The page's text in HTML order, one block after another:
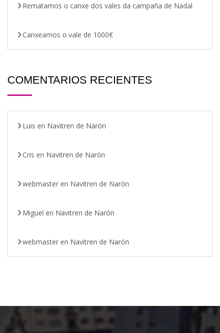
Rematamos o canxe dos vales da campaña de Nadal
Canxeamos o vale de 1000€
COMENTARIOS RECIENTES
Luis en Navitren de Narón
Cris en Navitren de Narón
webmaster en Navitren de Narón
Miguel en Navitren de Narón
webmaster en Navitren de Narón